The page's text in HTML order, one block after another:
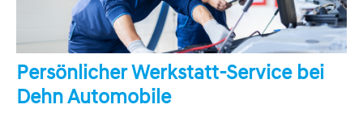
Persönlicher Werkstatt-Service bei
Dehn Automobile